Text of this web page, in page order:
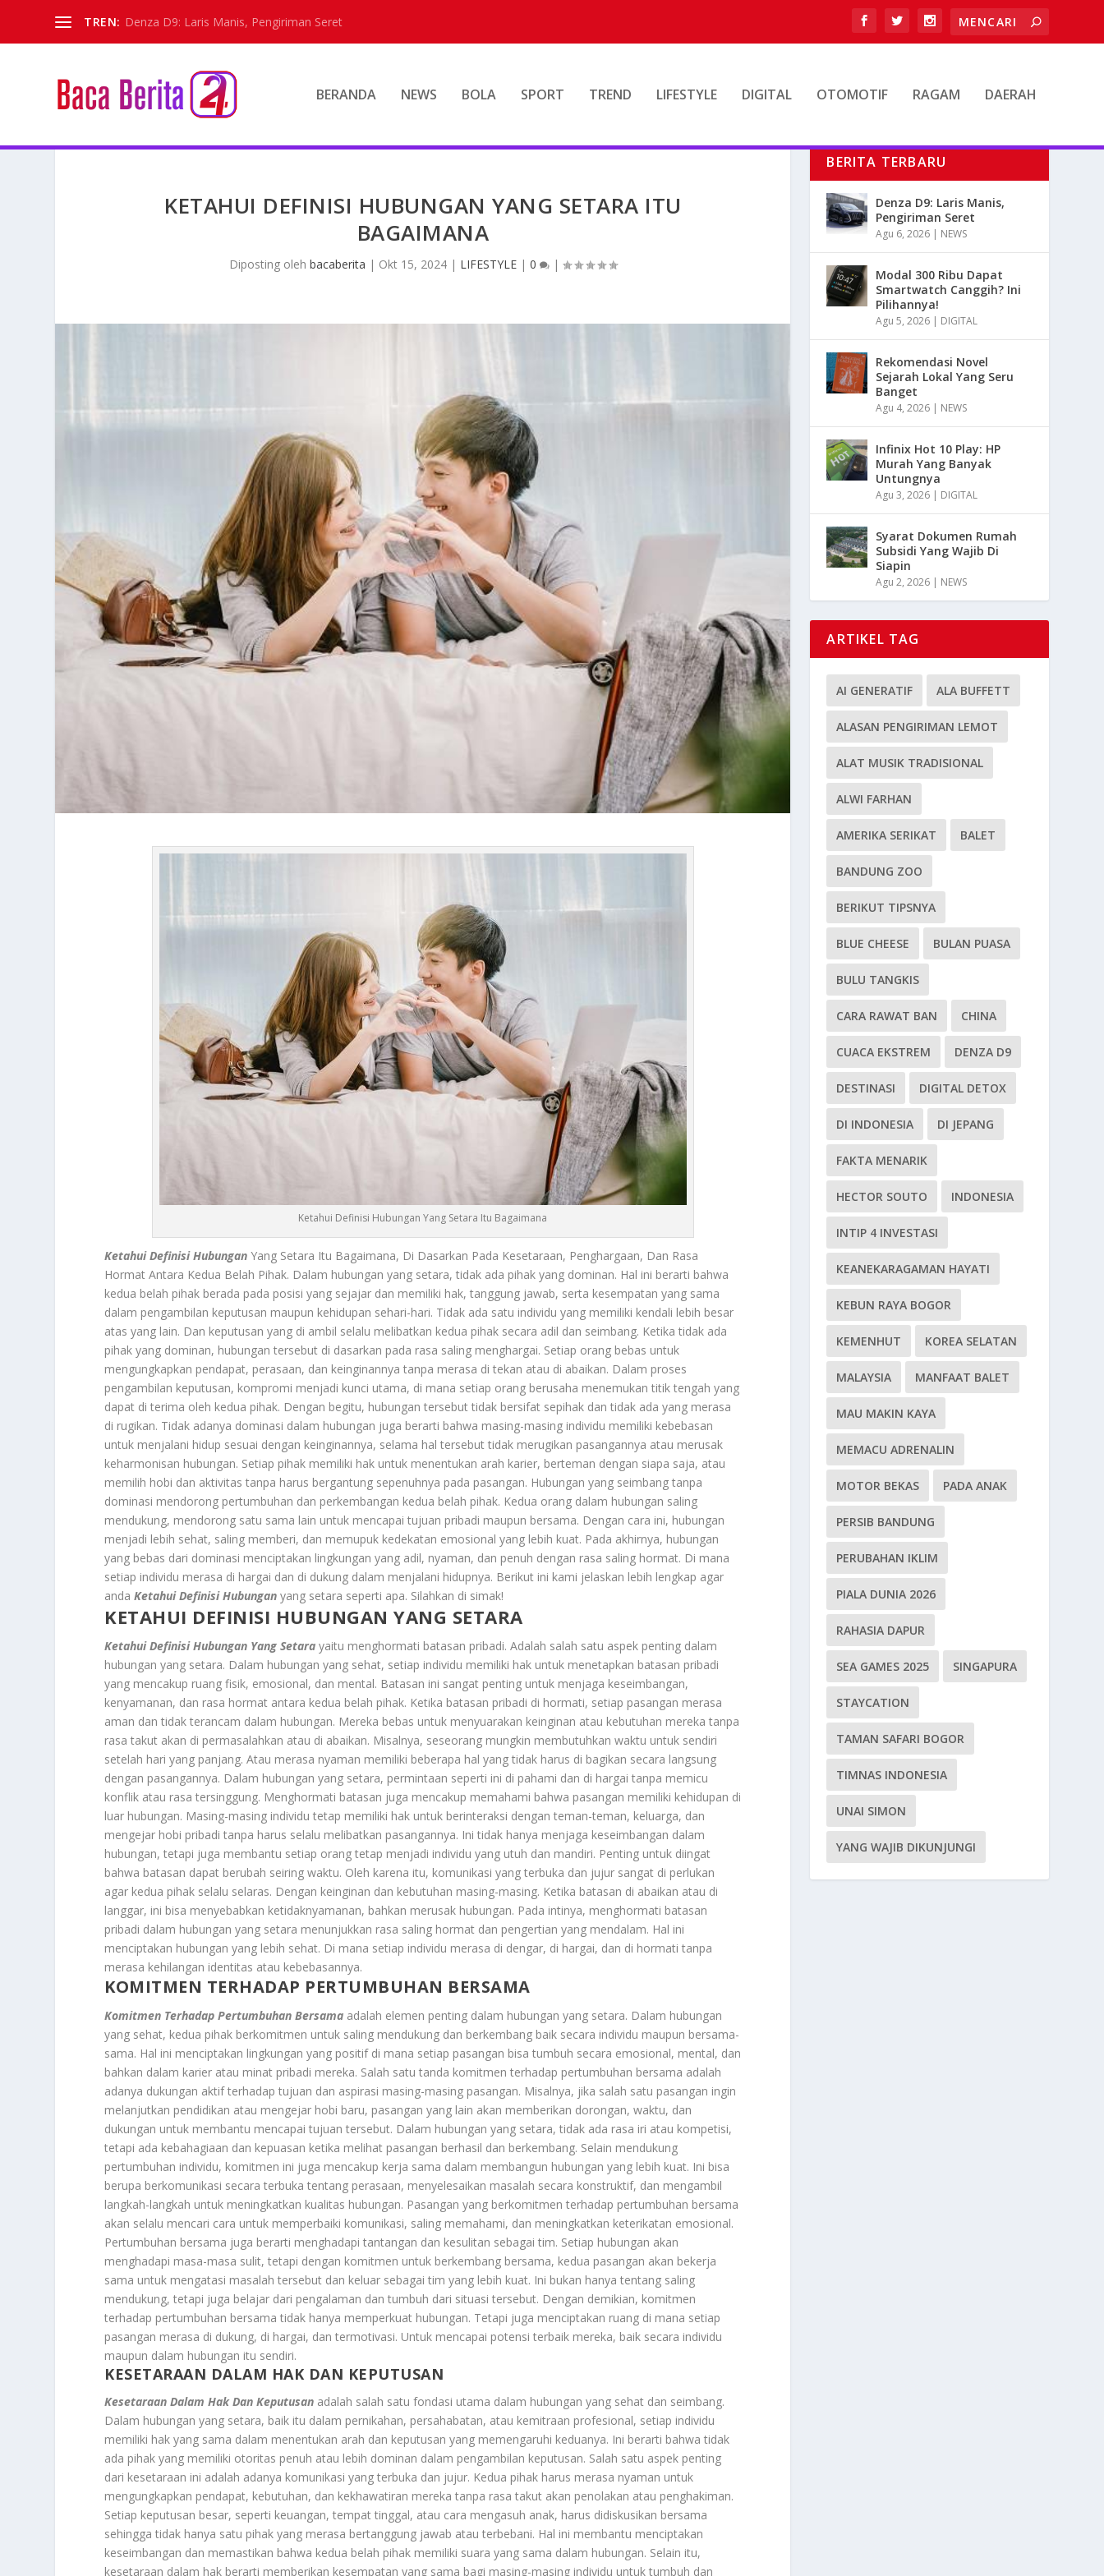
TREN: Denza D9: Laris Manis, Pengiriman Seret
BERANDA NEWS BOLA SPORT TREND LIFESTYLE DIGITAL OTOMOTIF RAGAM DAERAH
KETAHUI DEFINISI HUBUNGAN YANG SETARA ITU
BAGAIMANA
Diposting oleh bacaberita | Okt 15, 2024| LIFESTYLE| 0 |
Ketahui Definisi Hubungan Yang Setara Itu Bagaimana
Ketahui Definisi Hubungan Yang Setara Itu Bagaimana, Di Dasarkan Pada Kesetaraan, Penghargaan, Dan Rasa
Hormat Antara Kedua Belah Pihak. Dalam hubungan yang setara, tidak ada pihak yang dominan. Hal ini berarti bahwa
kedua belah pihak berada pada posisi yang sejajar dan memiliki hak, tanggung jawab, serta kesempatan yang sama
dalam pengambilan keputusan maupun kehidupan sehari-hari. Tidak ada satu individu yang memiliki kendali lebih besar
atas yang lain. Dan keputusan yang di ambil selalu melibatkan kedua pihak secara adil dan seimbang. Ketika tidak ada
pihak yang dominan, hubungan tersebut di dasarkan pada rasa saling menghargai. Setiap orang bebas untuk
mengungkapkan pendapat, perasaan, dan keinginannya tanpa merasa di tekan atau di abaikan. Dalam proses
pengambilan keputusan, kompromi menjadi kunci utama, di mana setiap orang berusaha menemukan titik tengah yang
dapat di terima oleh kedua pihak. Dengan begitu, hubungan tersebut tidak bersifat sepihak dan tidak ada yang merasa
di rugikan. Tidak adanya dominasi dalam hubungan juga berarti bahwa masing-masing individu memiliki kebebasan
untuk menjalani hidup sesuai dengan keinginannya, selama hal tersebut tidak merugikan pasangannya atau merusak
keharmonisan hubungan. Setiap pihak memiliki hak untuk menentukan arah karier, berteman dengan siapa saja, atau
memilih hobi dan aktivitas tanpa harus bergantung sepenuhnya pada pasangan. Hubungan yang seimbang tanpa
dominasi mendorong pertumbuhan dan perkembangan kedua belah pihak. Kedua orang dalam hubungan saling
mendukung, mendorong satu sama lain untuk mencapai tujuan pribadi maupun bersama. Dengan cara ini, hubungan
menjadi lebih sehat, saling memberi, dan memupuk kedekatan emosional yang lebih kuat. Pada akhirnya, hubungan
yang bebas dari dominasi menciptakan lingkungan yang adil, nyaman, dan penuh dengan rasa saling hormat. Di mana
setiap individu merasa di hargai dan di dukung dalam menjalani hidupnya. Berikut ini kami jelaskan lebih lengkap agar
andaKetahui Definisi Hubungan yang setara seperti apa. Silahkan di simak!
KETAHUI DEFINISI HUBUNGAN YANG SETARA
Ketahui Definisi Hubungan Yang Setara yaitu menghormati batasan pribadi. Adalah salah satu aspek penting dalam
hubungan yang setara. Dalam hubungan yang sehat, setiap individu memiliki hak untuk menetapkan batasan pribadi
yang mencakup ruang fisik, emosional, dan mental. Batasan ini sangat penting untuk menjaga keseimbangan,
kenyamanan, dan rasa hormat antara kedua belah pihak. Ketika batasan pribadi di hormati, setiap pasangan merasa
aman dan tidak terancam dalam hubungan. Mereka bebas untuk menyuarakan keinginan atau kebutuhan mereka tanpa
rasa takut akan di permasalahkan atau di abaikan. Misalnya, seseorang mungkin membutuhkan waktu untuk sendiri
setelah hari yang panjang. Atau merasa nyaman memiliki beberapa hal yang tidak harus di bagikan secara langsung
dengan pasangannya. Dalam hubungan yang setara, permintaan seperti ini di pahami dan di hargai tanpa memicu
konflik atau rasa tersinggung. Menghormati batasan juga mencakup memahami bahwa pasangan memiliki kehidupan di
luar hubungan. Masing-masing individu tetap memiliki hak untuk berinteraksi dengan teman-teman, keluarga, dan
mengejar hobi pribadi tanpa harus selalu melibatkan pasangannya. Ini tidak hanya menjaga keseimbangan dalam
hubungan, tetapi juga membantu setiap orang tetap menjadi individu yang utuh dan mandiri. Penting untuk diingat
bahwa batasan dapat berubah seiring waktu. Oleh karena itu, komunikasi yang terbuka dan jujur sangat di perlukan
agar kedua pihak selalu selaras. Dengan keinginan dan kebutuhan masing-masing. Ketika batasan di abaikan atau di
langgar, ini bisa menyebabkan ketidaknyamanan, bahkan merusak hubungan. Pada intinya, menghormati batasan
pribadi dalam hubungan yang setara menunjukkan rasa saling hormat dan pengertian yang mendalam. Hal ini
menciptakan hubungan yang lebih sehat. Di mana setiap individu merasa di dengar, di hargai, dan di hormati tanpa
merasa kehilangan identitas atau kebebasannya.
KOMITMEN TERHADAP PERTUMBUHAN BERSAMA
Komitmen Terhadap Pertumbuhan Bersama adalah elemen penting dalam hubungan yang setara. Dalam hubungan
yang sehat, kedua pihak berkomitmen untuk saling mendukung dan berkembang baik secara individu maupun bersama-
sama. Hal ini menciptakan lingkungan yang positif di mana setiap pasangan bisa tumbuh secara emosional, mental, dan
bahkan dalam karier atau minat pribadi mereka. Salah satu tanda komitmen terhadap pertumbuhan bersama adalah
adanya dukungan aktif terhadap tujuan dan aspirasi masing-masing pasangan. Misalnya, jika salah satu pasangan ingin
melanjutkan pendidikan atau mengejar hobi baru, pasangan yang lain akan memberikan dorongan, waktu, dan
dukungan untuk membantu mencapai tujuan tersebut. Dalam hubungan yang setara, tidak ada rasa iri atau kompetisi,
tetapi ada kebahagiaan dan kepuasan ketika melihat pasangan berhasil dan berkembang. Selain mendukung
pertumbuhan individu, komitmen ini juga mencakup kerja sama dalam membangun hubungan yang lebih kuat. Ini bisa
berupa berkomunikasi secara terbuka tentang perasaan, menyelesaikan masalah secara konstruktif, dan mengambil
langkah-langkah untuk meningkatkan kualitas hubungan. Pasangan yang berkomitmen terhadap pertumbuhan bersama
akan selalu mencari cara untuk memperbaiki komunikasi, saling memahami, dan meningkatkan keterikatan emosional.
Pertumbuhan bersama juga berarti menghadapi tantangan dan kesulitan sebagai tim. Setiap hubungan akan
menghadapi masa-masa sulit, tetapi dengan komitmen untuk berkembang bersama, kedua pasangan akan bekerja
sama untuk mengatasi masalah tersebut dan keluar sebagai tim yang lebih kuat. Ini bukan hanya tentang saling
mendukung, tetapi juga belajar dari pengalaman dan tumbuh dari situasi tersebut. Dengan demikian, komitmen
terhadap pertumbuhan bersama tidak hanya memperkuat hubungan. Tetapi juga menciptakan ruang di mana setiap
pasangan merasa di dukung, di hargai, dan termotivasi. Untuk mencapai potensi terbaik mereka, baik secara individu
maupun dalam hubungan itu sendiri.
KESETARAAN DALAM HAK DAN KEPUTUSAN
Kesetaraan Dalam Hak Dan Keputusan adalah salah satu fondasi utama dalam hubungan yang sehat dan seimbang.
Dalam hubungan yang setara, baik itu dalam pernikahan, persahabatan, atau kemitraan profesional, setiap individu
memiliki hak yang sama dalam menentukan arah dan keputusan yang memengaruhi keduanya. Ini berarti bahwa tidak
ada pihak yang memiliki otoritas penuh atau lebih dominan dalam pengambilan keputusan. Salah satu aspek penting
dari kesetaraan ini adalah adanya komunikasi yang terbuka dan jujur. Kedua pihak harus merasa nyaman untuk
mengungkapkan pendapat, kebutuhan, dan kekhawatiran mereka tanpa rasa takut akan penolakan atau penghakiman.
Setiap keputusan besar, seperti keuangan, tempat tinggal, atau cara mengasuh anak, harus didiskusikan bersama
sehingga tidak hanya satu pihak yang merasa bertanggung jawab atau terbebani. Hal ini membantu menciptakan
keseimbangan dan memastikan bahwa kedua belah pihak memiliki suara yang sama dalam hubungan. Selain itu,
kesetaraan dalam hak berarti memberikan kesempatan yang sama bagi masing-masing individu untuk tumbuh dan
BERITA TERBARU
Denza D9: Laris Manis,
Pengiriman Seret
Agu 6, 2026 | NEWS
Modal 300 Ribu Dapat
Smartwatch Canggih? Ini
Pilihannya!
Agu 5, 2026 | DIGITAL
Rekomendasi Novel
Sejarah Lokal Yang Seru
Banget
Agu 4, 2026 | NEWS
Infinix Hot 10 Play: HP
Murah Yang Banyak
Untungnya
Agu 3, 2026 | DIGITAL
Syarat Dokumen Rumah
Subsidi Yang Wajib Di
Siapin
Agu 2, 2026 | NEWS
ARTIKEL TAG
AI GENERATIF ALA BUFFETT
ALASAN PENGIRIMAN LEMOT
ALAT MUSIK TRADISIONAL
ALWI FARHAN
AMERIKA SERIKAT BALET
BANDUNG ZOO
BERIKUT TIPSNYA
BLUE CHEESE BULAN PUASA
BULU TANGKIS
CARA RAWAT BAN CHINA
CUACA EKSTREM DENZA D9
DESTINASI DIGITAL DETOX
DI INDONESIA DI JEPANG
FAKTA MENARIK
HECTOR SOUTO INDONESIA
INTIP 4 INVESTASI
KEANEKARAGAMAN HAYATI
KEBUN RAYA BOGOR
KEMENHUT KOREA SELATAN
MALAYSIA MANFAAT BALET
MAU MAKIN KAYA
MEMACU ADRENALIN
MOTOR BEKAS PADA ANAK
PERSIB BANDUNG
PERUBAHAN IKLIM
PIALA DUNIA 2026
RAHASIA DAPUR
SEA GAMES 2025 SINGAPURA
STAYCATION
TAMAN SAFARI BOGOR
TIMNAS INDONESIA
UNAI SIMON
YANG WAJIB DIKUNJUNGI